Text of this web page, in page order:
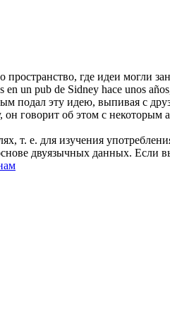
пространство, где идеи могли
en un pub de Sidney hace unos
подал эту идею, выпивая с
говорит об этом с некоторым
т. е. для изучения
двуязычных данных.